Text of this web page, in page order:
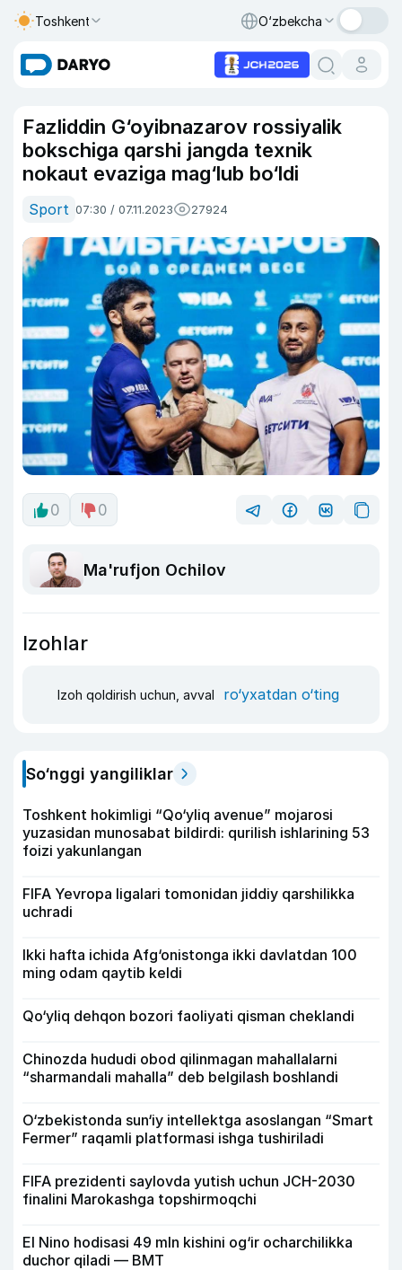
Toshkent O‘zbekcha
Fazliddin G‘oyibnazarov rossiyalik
bokschiga qarshi jangda texnik
nokaut evaziga mag‘lub bo‘ldi
Sport 07:30 / 07.11.2023 27924
0 0
Ma'rufjon Ochilov
Izohlar
Izoh qoldirish uchun, avval ro‘yxatdan o‘ting
So‘nggi yangiliklar
Toshkent hokimligi “Qo‘yliq avenue” mojarosi
yuzasidan munosabat bildirdi: qurilish ishlarining 53
foizi yakunlangan
FIFA Yevropa ligalari tomonidan jiddiy qarshilikka
uchradi
Ikki hafta ichida Afg‘onistonga ikki davlatdan 100
ming odam qaytib keldi
Qo‘yliq dehqon bozori faoliyati qisman cheklandi
Chinozda hududi obod qilinmagan mahallalarni
“sharmandali mahalla” deb belgilash boshlandi
O‘zbekistonda sun‘iy intellektga asoslangan “Smart
Fermer” raqamli platformasi ishga tushiriladi
FIFA prezidenti saylovda yutish uchun JCH-2030
finalini Marokashga topshirmoqchi
El Nino hodisasi 49 mln kishini og‘ir ocharchilikka
duchor qiladi — BMT